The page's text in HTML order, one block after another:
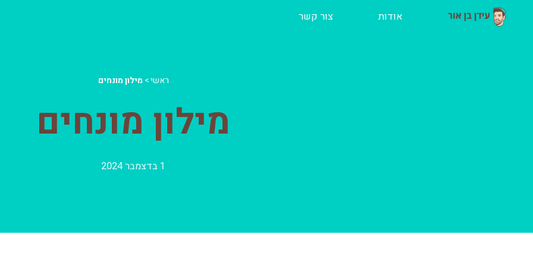
אודות צור קשר
ראשי> מילון מונחים
מילון מונחים
1 בדצמבר 2024